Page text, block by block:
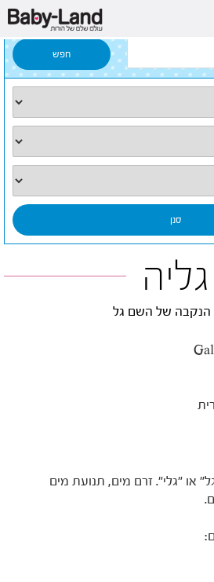
גליה
הנקבה של השם גל
או "גלי". זרם מים, תנועת מים